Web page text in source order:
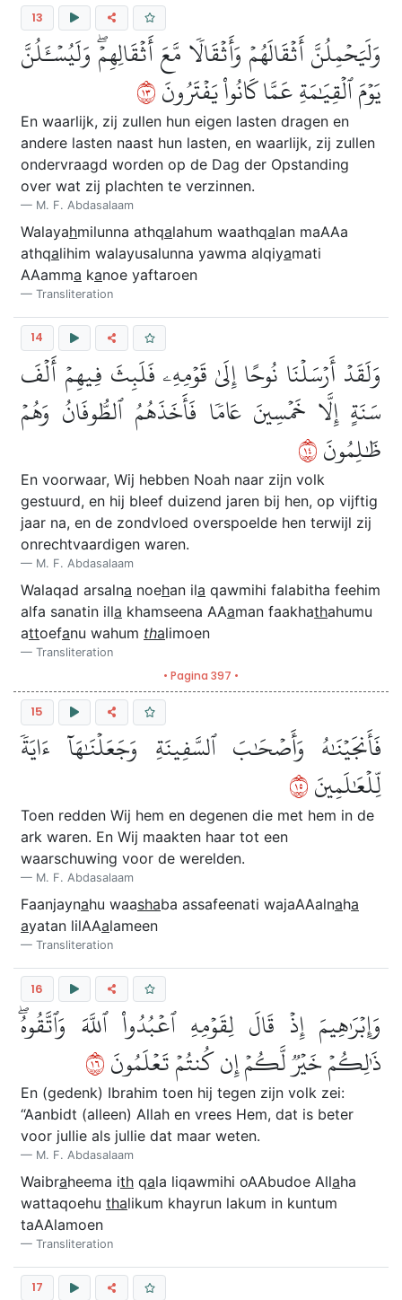
13
وَلَيَحۡمِلُنَّ أَثۡقَالَهُمۡ وَأَثۡقَالٗا مَّعَ أَثۡقَالِهِمۡۖ وَلَيُسۡـَٔلُنَّ
يَوۡمَ ٱلۡقِيَٰمَةِ عَمَّا كَانُواْ يَفۡتَرُونَ٣١
En waarlijk, zij zullen hun eigen lasten dragen en
andere lasten naast hun lasten, en waarlijk, zij zullen
ondervraagd worden op de Dag der Opstanding
over wat zij plachten te verzinnen.
M. F. Abdasalaam
Walayahmilunna athqalahum waathqalan maAAa
athqalihim walayusalunna yawma alqiyamati
AAamma kanoe yaftaroen
Transliteration
14
وَلَقَدۡ أَرۡسَلۡنَا نُوحًا إِلَىٰ قَوۡمِهِۦ فَلَبِثَ فِيهِمۡ أَلۡفَ
سَنَةٍ إِلَّا خَمۡسِينَ عَامٗا فَأَخَذَهُمُ ٱلطُّوفَانُ وَهُمۡ
ظَٰلِمُونَ٤١
En voorwaar, Wij hebben Noah naar zijn volk
gestuurd, en hij bleef duizend jaren bij hen, op vijftig
jaar na, en de zondvloed overspoelde hen terwijl zij
onrechtvaardigen waren.
M. F. Abdasalaam
Walaqad arsalna noehan ila qawmihi falabitha feehim
alfa sanatin illa khamseena AAaman faakhathahumu
attoefanu wahum thalimoen
Transliteration
• Pagina 397 •
15
فَأَنجَيۡنَٰهُ وَأَصۡحَٰبَ ٱلسَّفِينَةِ وَجَعَلۡنَٰهَآ ءَايَةٗ
لِّلۡعَٰلَمِينَ٥١
Toen redden Wij hem en degenen die met hem in de
ark waren. En Wij maakten haar tot een
waarschuwing voor de werelden.
M. F. Abdasalaam
Faanjaynahu waashaba assafeenati wajaAAalnaha
ayatan lilAAalameen
Transliteration
16
وَإِبۡرَٰهِيمَ إِذۡ قَالَ لِقَوۡمِهِ ٱعۡبُدُواْ ٱللَّهَ وَٱتَّقُوهُۖ
ذَٰلِكُمۡ خَيۡرٞ لَّكُمۡ إِن كُنتُمۡ تَعۡلَمُونَ٦١
En (gedenk) Ibrahim toen hij tegen zijn volk zei:
“Aanbidt (alleen) Allah en vrees Hem, dat is beter
voor jullie als jullie dat maar weten.
M. F. Abdasalaam
Waibraheema ith qala liqawmihi oAAbudoe Allaha
wattaqoehu thalikum khayrun lakum in kuntum
taAAlamoen
Transliteration
17